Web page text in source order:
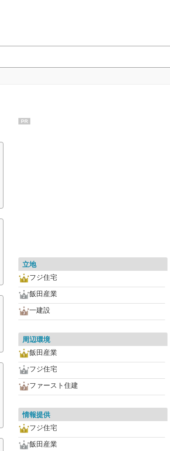
PR
立地
フジ住宅
飯田産業
一建設
周辺環境
飯田産業
フジ住宅
ファースト住建
情報提供
フジ住宅
飯田産業